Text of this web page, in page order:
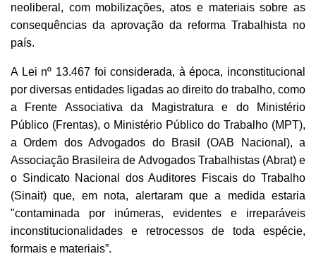
neoliberal, com mobilizações, atos e materiais sobre as
consequências da aprovação da reforma Trabalhista no
país.
A Lei nº 13.467 foi considerada, à época, inconstitucional
por diversas entidades ligadas ao direito do trabalho, como
a Frente Associativa da Magistratura e do Ministério
Público (Frentas), o Ministério Público do Trabalho (MPT),
a Ordem dos Advogados do Brasil (OAB Nacional), a
Associação Brasileira de Advogados Trabalhistas (Abrat) e
o Sindicato Nacional dos Auditores Fiscais do Trabalho
(Sinait) que, em nota, alertaram que a medida estaria
"contaminada por inúmeras, evidentes e irreparáveis
inconstitucionalidades e retrocessos de toda espécie,
formais e materiais”.